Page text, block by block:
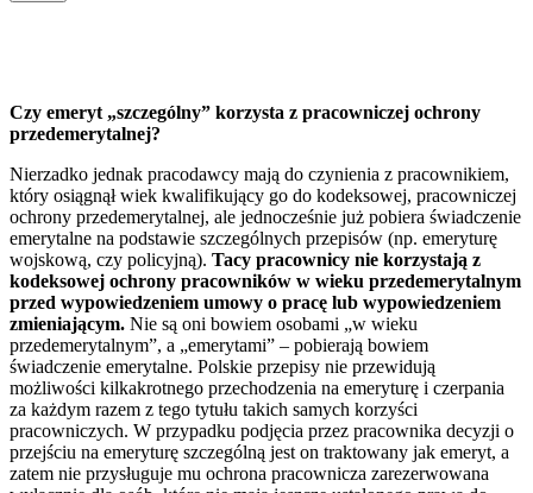
Czy emeryt „szczególny” korzysta z pracowniczej ochrony
przedemerytalnej?
Nierzadko jednak pracodawcy mają do czynienia z pracownikiem,
który osiągnął wiek kwalifikujący go do kodeksowej, pracowniczej
ochrony przedemerytalnej, ale jednocześnie już pobiera świadczenie
emerytalne na podstawie szczególnych przepisów (np. emeryturę
wojskową, czy policyjną). Tacy pracownicy nie korzystają z
kodeksowej ochrony pracowników w wieku przedemerytalnym
przed wypowiedzeniem umowy o pracę lub wypowiedzeniem
zmieniającym. Nie są oni bowiem osobami „w wieku
przedemerytalnym”, a „emerytami” – pobierają bowiem
świadczenie emerytalne. Polskie przepisy nie przewidują
możliwości kilkakrotnego przechodzenia na emeryturę i czerpania
za każdym razem z tego tytułu takich samych korzyści
pracowniczych. W przypadku podjęcia przez pracownika decyzji o
przejściu na emeryturę szczególną jest on traktowany jak emeryt, a
zatem nie przysługuje mu ochrona pracownicza zarezerwowana